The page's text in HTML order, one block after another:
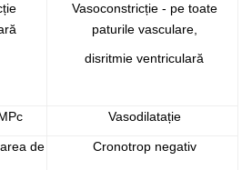
Vasoconstricție - pe toate
paturile vasculare,
disritmie ventriculară
Vasodilatație
de
Cronotrop negativ